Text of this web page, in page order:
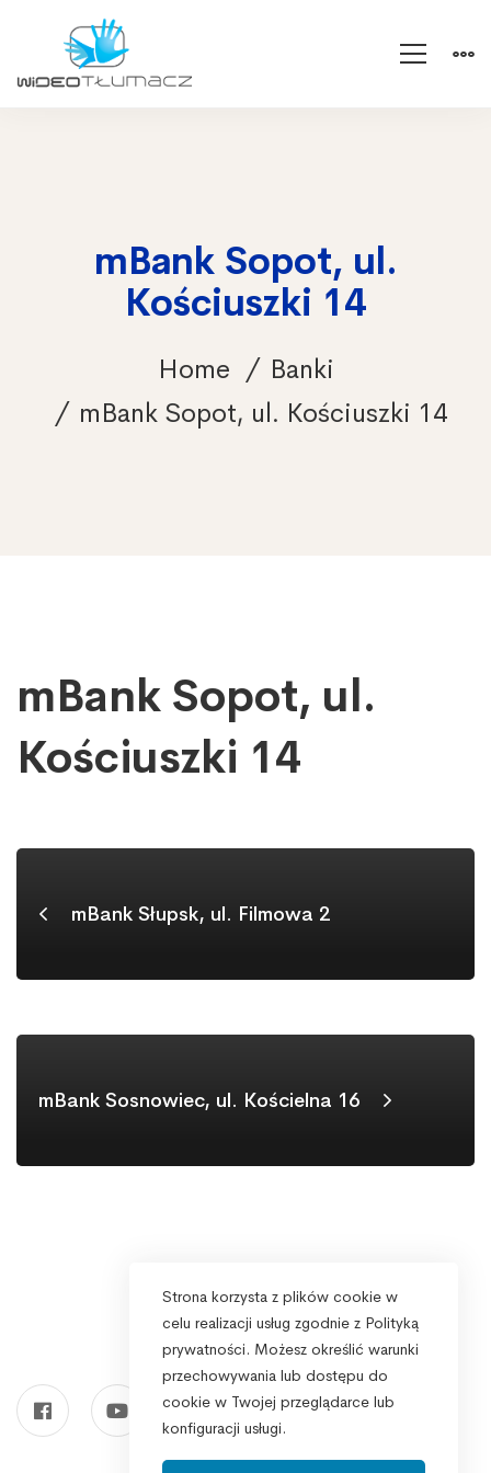
mBank Sopot, ul.
Kościuszki 14
Home
Banki
mBank Sopot, ul. Kościuszki 14
mBank
Sopot,
ul.
Kościuszki
mBank Sopot, ul.
Kościuszki 14
mBank Słupsk, ul. Filmowa 2
mBank Sosnowiec, ul. Kościelna 16
Strona korzysta z plików cookie w
celu realizacji usług zgodnie z Polityką
prywatności. Możesz określić warunki
przechowywania lub dostępu do
cookie w Twojej przeglądarce lub
konfiguracji usługi.